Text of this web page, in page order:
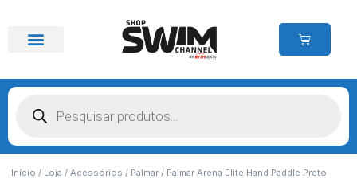
Início / Loja / Acessórios / Palmar / Palmar Arena Elite Hand Paddle Preto